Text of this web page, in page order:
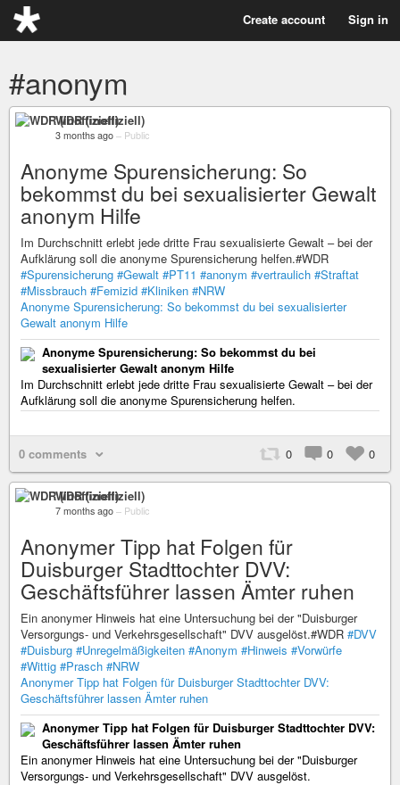
Create account Sign in
#anonym
WDR (inoffiziell)
3 months ago – Public
Anonyme Spurensicherung: So
bekommst du bei sexualisierter Gewalt
anonym Hilfe
Im Durchschnitt erlebt jede dritte Frau sexualisierte Gewalt – bei der
Aufklärung soll die anonyme Spurensicherung helfen.#WDR
#Spurensicherung #Gewalt #PT11 #anonym #vertraulich #Straftat
#Missbrauch #Femizid #Kliniken #NRW
Anonyme Spurensicherung: So bekommst du bei sexualisierter
Gewalt anonym Hilfe
Anonyme Spurensicherung: So bekommst du bei
sexualisierter Gewalt anonym Hilfe
Im Durchschnitt erlebt jede dritte Frau sexualisierte Gewalt – bei der
Aufklärung soll die anonyme Spurensicherung helfen.
0 comments 0 0 0
WDR (inoffiziell)
7 months ago – Public
Anonymer Tipp hat Folgen für
Duisburger Stadttochter DVV:
Geschäftsführer lassen Ämter ruhen
Ein anonymer Hinweis hat eine Untersuchung bei der "Duisburger
Versorgungs- und Verkehrsgesellschaft" DVV ausgelöst.#WDR #DVV
#Duisburg #Unregelmäßigkeiten #Anonym #Hinweis #Vorwürfe
#Wittig #Prasch #NRW
Anonymer Tipp hat Folgen für Duisburger Stadttochter DVV:
Geschäftsführer lassen Ämter ruhen
Anonymer Tipp hat Folgen für Duisburger Stadttochter DVV:
Geschäftsführer lassen Ämter ruhen
Ein anonymer Hinweis hat eine Untersuchung bei der "Duisburger
Versorgungs- und Verkehrsgesellschaft" DVV ausgelöst.